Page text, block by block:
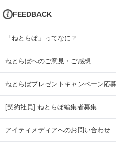
FEEDBACK
「ねとらぼ」ってなに？
ねとらぼへのご意見・ご感想
ねとらぼプレゼントキャンペーン応
[契約社員] ねとらぼ編集者募集
アイティメディアへのお問い合わせ